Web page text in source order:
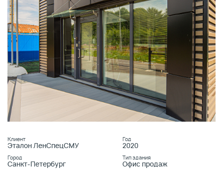
Клиент
Эталон ЛенСпецСМУ
Год
2020
Город
Санкт-Петербург
Тип здания
Офис продаж